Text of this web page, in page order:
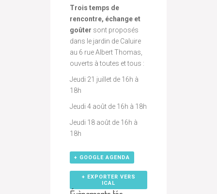
Trois temps de
rencontre, échange et
goûter sont proposés
dans le jardin de Caluire
au 6 rue Albert Thomas,
ouverts à toutes et tous :
Jeudi 21 juillet de 16h à
18h
Jeudi 4 août de 16h à 18h
Jeudi 18 août de 16h à
18h
+ GOOGLE AGENDA
+ EXPORTER VERS
ICAL